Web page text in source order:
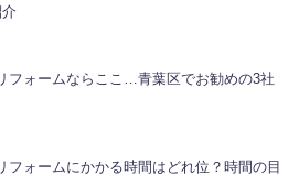
介
フォームならここ…青葉区でお勧めの3社
フォームにかかる時間はどれ位？時間の目